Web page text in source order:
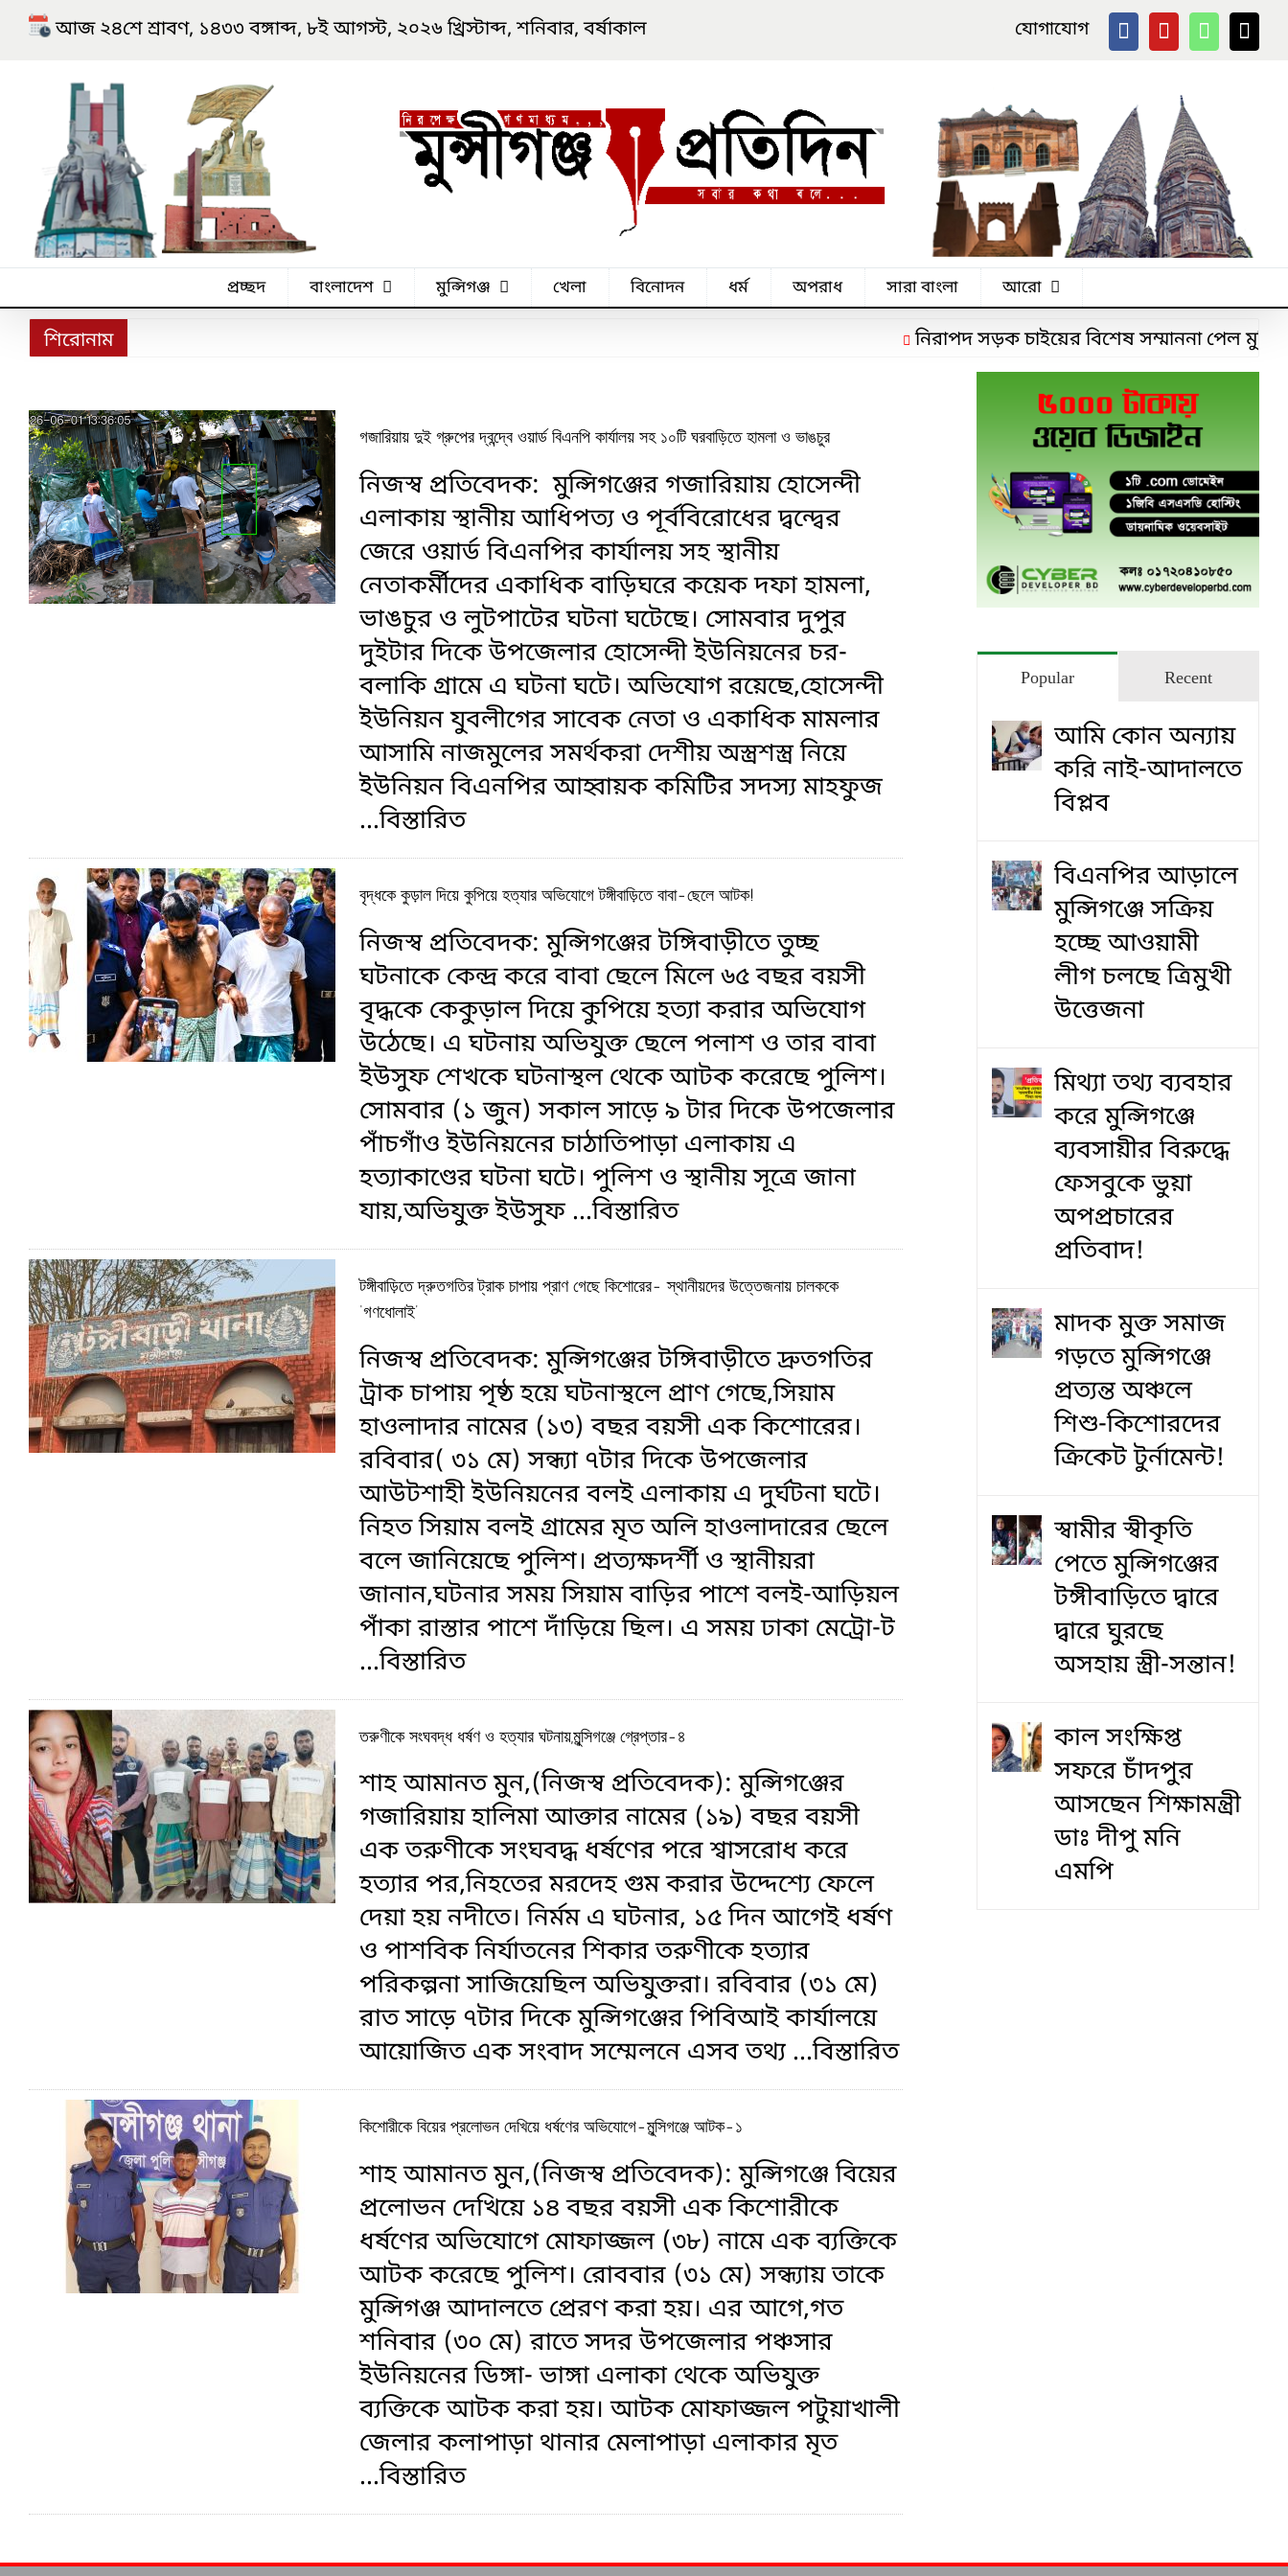
Skip
content
আজ ২৪শে শ্রাবণ, ১৪৩৩ বঙ্গাব্দ, ৮ই আগস্ট, ২০২৬ খ্রিস্টাব্দ, শনিবার, বর্ষাকাল যোগাযোগ
প্রচ্ছদ বাংলাদেশ মুন্সিগঞ্জ খেলা বিনোদন ধর্ম অপরাধ সারা বাংলা আরো
শিরোনাম নিরাপদ সড়ক চাইয়ের বিশেষ সম্মাননা পেল মুন্সিগঞ্জ
গজারিয়ায় দুই গ্রুপের দ্বন্দ্বে ওয়ার্ড বিএনপি কার্যালয় সহ ১০টি ঘরবাড়িতে হামলা ও ভাঙচুর
নিজস্ব প্রতিবেদক: মুন্সিগঞ্জের গজারিয়ায় হোসেন্দী
এলাকায় স্থানীয় আধিপত্য ও পূর্ববিরোধের দ্বন্দ্বের
জেরে ওয়ার্ড বিএনপির কার্যালয় সহ স্থানীয়
নেতাকর্মীদের একাধিক বাড়িঘরে কয়েক দফা হামলা,
ভাঙচুর ও লুটপাটের ঘটনা ঘটেছে। সোমবার দুপুর
দুইটার দিকে উপজেলার হোসেন্দী ইউনিয়নের চর-
বলাকি গ্রামে এ ঘটনা ঘটে। অভিযোগ রয়েছে,হোসেন্দী
ইউনিয়ন যুবলীগের সাবেক নেতা ও একাধিক মামলার
আসামি নাজমুলের সমর্থকরা দেশীয় অস্ত্রশস্ত্র নিয়ে
ইউনিয়ন বিএনপির আহ্বায়ক কমিটির সদস্য মাহফুজ
...বিস্তারিত
বৃদ্ধকে কুড়াল দিয়ে কুপিয়ে হত্যার অভিযোগে টঙ্গীবাড়িতে বাবা-ছেলে আটক!
নিজস্ব প্রতিবেদক: মুন্সিগঞ্জের টঙ্গিবাড়ীতে তুচ্ছ
ঘটনাকে কেন্দ্র করে বাবা ছেলে মিলে ৬৫ বছর বয়সী
বৃদ্ধকে কেকুড়াল দিয়ে কুপিয়ে হত্যা করার অভিযোগ
উঠেছে। এ ঘটনায় অভিযুক্ত ছেলে পলাশ ও তার বাবা
ইউসুফ শেখকে ঘটনাস্থল থেকে আটক করেছে পুলিশ।
সোমবার (১ জুন) সকাল সাড়ে ৯ টার দিকে উপজেলার
পাঁচগাঁও ইউনিয়নের চাঠাতিপাড়া এলাকায় এ
হত্যাকাণ্ডের ঘটনা ঘটে। পুলিশ ও স্থানীয় সূত্রে জানা
যায়,অভিযুক্ত ইউসুফ ...বিস্তারিত
টঙ্গীবাড়িতে দ্রুতগতির ট্রাক চাপায় প্রাণ গেছে কিশোরের- স্থানীয়দের উত্তেজনায় চালককে
‘গণধোলাই’
নিজস্ব প্রতিবেদক: মুন্সিগঞ্জের টঙ্গিবাড়ীতে দ্রুতগতির
ট্রাক চাপায় পৃষ্ঠ হয়ে ঘটনাস্থলে প্রাণ গেছে,সিয়াম
হাওলাদার নামের (১৩) বছর বয়সী এক কিশোরের।
রবিবার( ৩১ মে) সন্ধ্যা ৭টার দিকে উপজেলার
আউটশাহী ইউনিয়নের বলই এলাকায় এ দুর্ঘটনা ঘটে।
নিহত সিয়াম বলই গ্রামের মৃত অলি হাওলাদারের ছেলে
বলে জানিয়েছে পুলিশ। প্রত্যক্ষদর্শী ও স্থানীয়রা
জানান,ঘটনার সময় সিয়াম বাড়ির পাশে বলই-আড়িয়ল
পাঁকা রাস্তার পাশে দাঁড়িয়ে ছিল। এ সময় ঢাকা মেট্রো-ট
...বিস্তারিত
তরুণীকে সংঘবদ্ধ ধর্ষণ ও হত্যার ঘটনায়,মুন্সিগঞ্জে গ্রেপ্তার-৪
শাহ আমানত মুন,(নিজস্ব প্রতিবেদক): মুন্সিগঞ্জের
গজারিয়ায় হালিমা আক্তার নামের (১৯) বছর বয়সী
এক তরুণীকে সংঘবদ্ধ ধর্ষণের পরে শ্বাসরোধ করে
হত্যার পর,নিহতের মরদেহ গুম করার উদ্দেশ্যে ফেলে
দেয়া হয় নদীতে। নির্মম এ ঘটনার, ১৫ দিন আগেই ধর্ষণ
ও পাশবিক নির্যাতনের শিকার তরুণীকে হত্যার
পরিকল্পনা সাজিয়েছিল অভিযুক্তরা। রবিবার (৩১ মে)
রাত সাড়ে ৭টার দিকে মুন্সিগঞ্জের পিবিআই কার্যালয়ে
আয়োজিত এক সংবাদ সম্মেলনে এসব তথ্য ...বিস্তারিত
কিশোরীকে বিয়ের প্রলোভন দেখিয়ে ধর্ষণের অভিযোগে-মুন্সিগঞ্জে আটক-১
শাহ আমানত মুন,(নিজস্ব প্রতিবেদক): মুন্সিগঞ্জে বিয়ের
প্রলোভন দেখিয়ে ১৪ বছর বয়সী এক কিশোরীকে
ধর্ষণের অভিযোগে মোফাজ্জল (৩৮) নামে এক ব্যক্তিকে
আটক করেছে পুলিশ। রোববার (৩১ মে) সন্ধ্যায় তাকে
মুন্সিগঞ্জ আদালতে প্রেরণ করা হয়। এর আগে,গত
শনিবার (৩০ মে) রাতে সদর উপজেলার পঞ্চসার
ইউনিয়নের ডিঙ্গা- ভাঙ্গা এলাকা থেকে অভিযুক্ত
ব্যক্তিকে আটক করা হয়। আটক মোফাজ্জল পটুয়াখালী
জেলার কলাপাড়া থানার মেলাপাড়া এলাকার মৃত
...বিস্তারিত
Popular Recent
আমি কোন অন্যায়
করি নাই-আদালতে
বিপ্লব
বিএনপির আড়ালে
মুন্সিগঞ্জে সক্রিয়
হচ্ছে আওয়ামী
লীগ চলছে ত্রিমুখী
উত্তেজনা
মিথ্যা তথ্য ব্যবহার
করে মুন্সিগঞ্জে
ব্যবসায়ীর বিরুদ্ধে
ফেসবুকে ভুয়া
অপপ্রচারের
প্রতিবাদ!
মাদক মুক্ত সমাজ
গড়তে মুন্সিগঞ্জে
প্রত্যন্ত অঞ্চলে
শিশু-কিশোরদের
ক্রিকেট টুর্নামেন্ট!
স্বামীর স্বীকৃতি
পেতে মুন্সিগঞ্জের
টঙ্গীবাড়িতে দ্বারে
দ্বারে ঘুরছে
অসহায় স্ত্রী-সন্তান!
কাল সংক্ষিপ্ত
সফরে চাঁদপুর
আসছেন শিক্ষামন্ত্রী
ডাঃ দীপু মনি
এমপি